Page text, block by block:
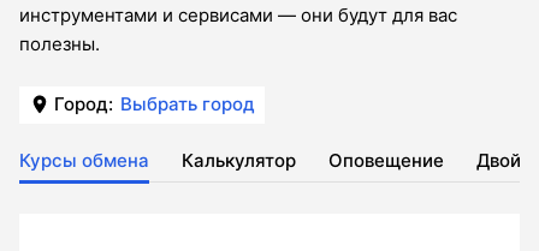
инструментами и сервисами — они будут для вас
полезны.
Город: Выбрать город
Курсы обмена Калькулятор Оповещение